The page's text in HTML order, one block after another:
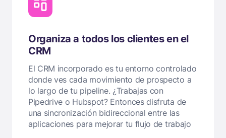
Organiza a todos los clientes en el
CRM
El CRM incorporado es tu entorno controlado
donde ves cada movimiento de prospecto a
lo largo de tu pipeline. ¿Trabajas con
Pipedrive o Hubspot? Entonces disfruta de
una sincronización bidireccional entre las
aplicaciones para mejorar tu flujo de trabajo